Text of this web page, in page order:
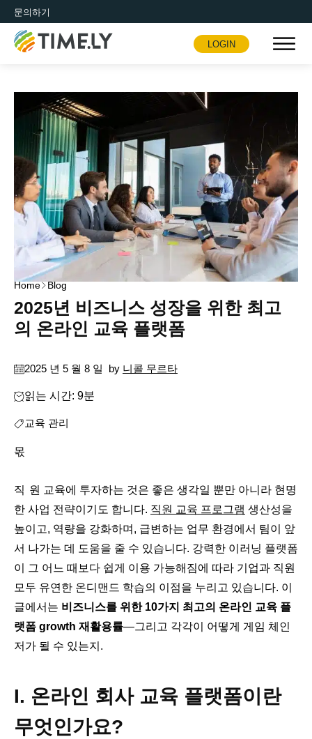
문의하기
Timely
LOGIN
Home Blog
2025년 비즈니스 성장을 위한 최고
의 온라인 교육 플랫폼
2025 년 5 월 8 일 by 니콜 무르타
읽는 시간: 9분
교육 관리
몫
직원 교육에 투자하는 것은 좋은 생각일 뿐만 아니라 현명
한 사업 전략이기도 합니다. 직원 교육 프로그램 생산성을
높이고, 역량을 강화하며, 급변하는 업무 환경에서 팀이 앞
서 나가는 데 도움을 줄 수 있습니다. 강력한 이러닝 플랫폼
이 그 어느 때보다 쉽게 ​​이용 가능해짐에 따라 기업과 직원
모두 유연한 온디맨드 학습의 이점을 누리고 있습니다. 이
글에서는 비즈니스를 위한 10가지 최고의 온라인 교육 플
랫폼 growth 재활용률—그리고 각각이 어떻게 게임 체인
저가 될 수 있는지.
I. 온라인 회사 교육 플랫폼이란
무엇인가요?